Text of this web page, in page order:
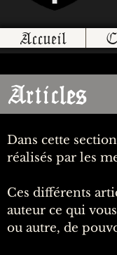
Accueil
Articles
Dans cette
réalisés par les
Ces différents
auteur ce qui
ou autre, de